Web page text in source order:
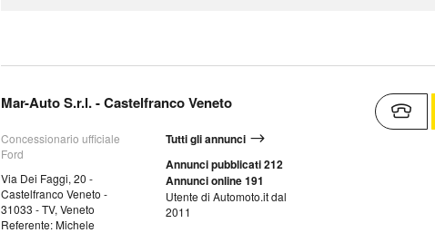
Mar-Auto S.r.l. - Castelfranco Veneto
Concessionario ufficiale
Ford
Via Dei Faggi, 20 -
Castelfranco Veneto -
31033 - TV, Veneto
Referente: Michele
Tutti gli annunci
Annunci pubblicati 212
Annunci online 191
Utente di Automoto.it dal
2011